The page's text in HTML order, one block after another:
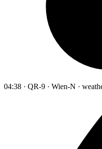
04:38 · QR-9 · Wien-N ·